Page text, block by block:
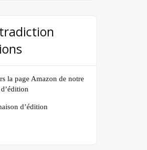
la page Amazon de notre
d’édition